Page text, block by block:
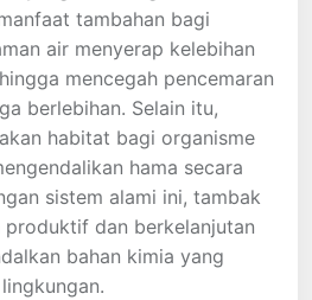
tambahan bagi
air menyerap kelebihan
mencegah pencemaran
berlebihan. Selain itu,
habitat bagi organisme
hama secara
sistem alami ini, tambak
dan berkelanjutan
bahan kimia yang